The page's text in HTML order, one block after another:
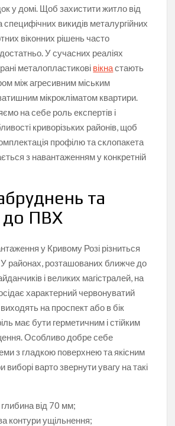
у домі. Щоб захистити житло від
специфічних викидів металургійних
віконних рішень часто
У сучасних реаліях
металопластикові вікнастають
між агресивним міським
мікрокліматом квартири.
на себе роль експертів і
криворізьких районів, щоб
профілю та склопакета
з навантаженням у конкретній
та
до ПВХ
у Кривому Розі різниться
У районах, розташованих ближче до
і великих магістралей, на
характерний червонуватий
на проспект або в бік
має бути герметичним і стійким
Особливо добре себе
з гладкою поверхнею та якісним
варто звернути увагу на такі
від 70 мм;
контури ущільнення;